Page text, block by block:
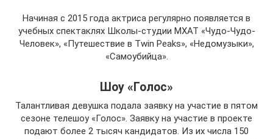
Начиная с 2015 года актриса регулярно появляется в
учебных спектаклях Школы-студии МХАТ «Чудо-Чудо-
Человек», «Путешествие в Twin Peaks», «Недомузыки»,
«Самоубийца».
Шоу «Голос»
Талантливая девушка подала заявку на участие в пятом
сезоне телешоу «Голос». Заявку на участие в проекте
подают более 2 тысяч кандидатов. Из их числа 150